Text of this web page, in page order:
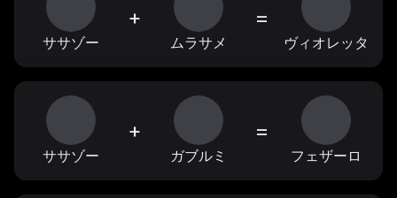
ササゾー
+
ムラサメ
=
ヴィオレッタ
ササゾー
+
ガブルミ
=
フェザーロ